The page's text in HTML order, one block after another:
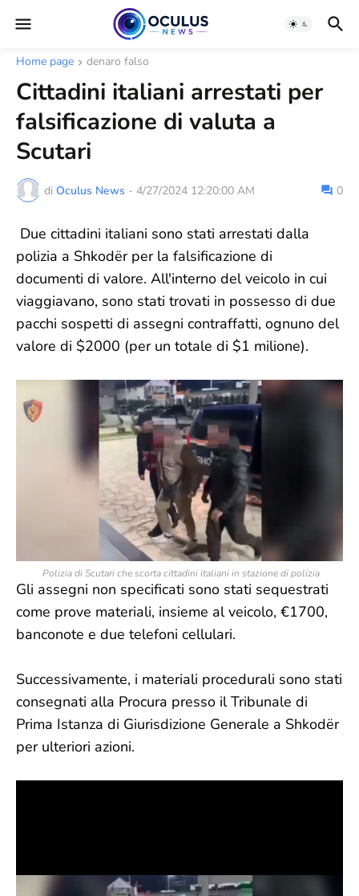
Home page denaro falso
Cittadini italiani arrestati per
falsificazione di valuta a
Scutari
di Oculus News - 4/27/2024 12:20:00 AM 0
Due cittadini italiani sono stati arrestati dalla
polizia a Shkodër per la falsificazione di
documenti di valore. All'interno del veicolo in cui
viaggiavano, sono stati trovati in possesso di due
pacchi sospetti di assegni contraffatti, ognuno del
valore di $2000 (per un totale di $1 milione).
Polizia di Scutari che scorta cittadini italiani in stazione di polizia
Gli assegni non specificati sono stati sequestrati
come prove materiali, insieme al veicolo, €1700,
banconote e due telefoni cellulari.
Successivamente, i materiali procedurali sono stati
consegnati alla Procura presso il Tribunale di
Prima Istanza di Giurisdizione Generale a Shkodër
per ulteriori azioni.